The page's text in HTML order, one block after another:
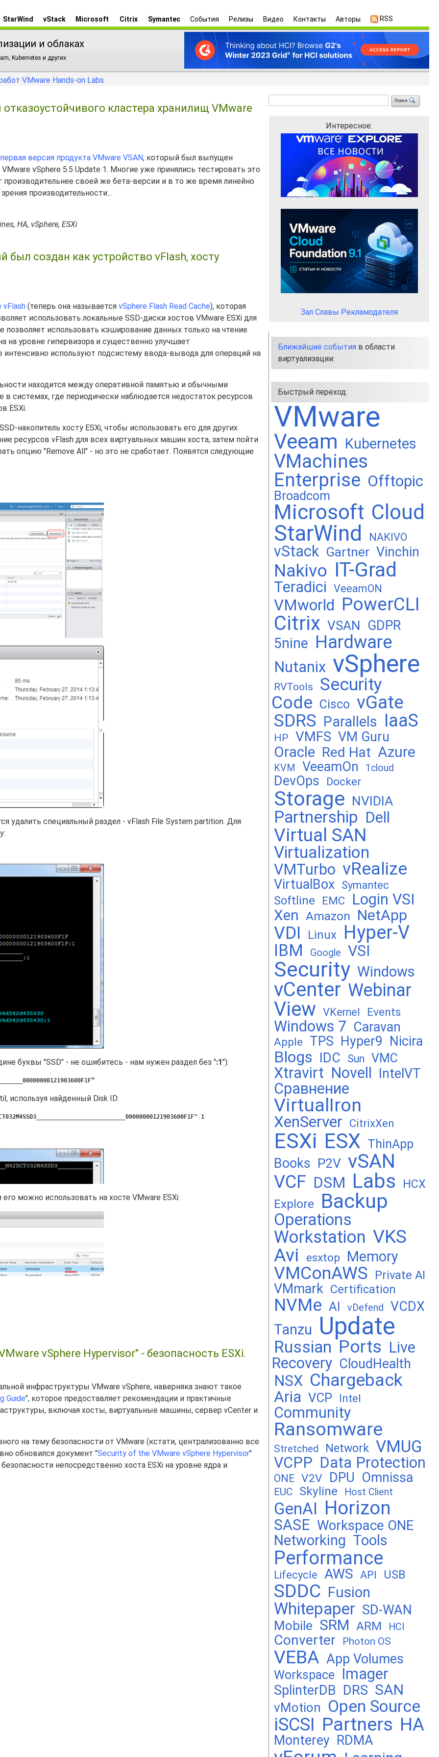
StarWind vStack Microsoft Citrix Symantec События Релизы Видео Контакты Авторы RSS
и облаках
Kubernetes и других
VMware Hands-on Labs
кластера хранилищ VMware
первая версия продукта VMware VSAN, который был выпущен
vSphere 5.5 Update 1. Многие уже принялись тестировать это
производительнее своей же бета-версии и в то же время линейно
производительности...
HA, vSphere, ESXi
был создан как устройство vFlash, хосту
vFlash (теперь она называется vSphere Flash Read Cache), которая
использовать локальные SSD-диски хостов VMware ESXi для
позволяет использовать кэширование данных только на чтение
на уровне гипервизора и существенно улучшает
используют подсистему ввода-вывода для операций на
находится между оперативной памятью и обычными
системах, где периодически наблюдается недостаток ресурсов
ESXi.
накопитель хосту ESXi, чтобы использовать его для других
ресурсов vFlash для всех виртуальных машин хоста, затем пойти
опцию "Remove All" - но это не сработает. Появятся следующие
удалить специальный раздел - vFlash File System partition. Для
буквы "SSD" - не ошибитесь - нам нужен раздел без ":1"):
используя найденный Disk ID:
1
можно использовать на хосте VMware ESXi:
vSphere Hypervisor" - безопасность ESXi.
инфраструктуры VMware vSphere, наверняка знают такое
Guide", которое предоставляет рекомендации и практичные
включая хосты, виртуальные машины, сервер vCenter и
на тему безопасности от VMware (кстати, централизованно все
обновился документ "Security of the VMware vSphere Hypervisor"
непосредственно хоста ESXi на уровне ядра и
Интересное:
Зал Славы Рекламодателя
Ближайшие события в области
виртуализации:
Быстрый переход:
VMware
Veeam Kubernetes
VMachines
Enterprise Offtopic
Broadcom
Microsoft Cloud
StarWind NAKIVO
vStack Gartner Vinchin
Nakivo IT-Grad
Teradici VeeamON
VMworld PowerCLI
Citrix VSAN GDPR
5nine Hardware
Nutanix vSphere
RVTools
Security
Code Cisco vGate
SDRS Parallels IaaS
HP VMFS VM Guru
Oracle Red Hat Azure
KVM VeeamOn 1cloud
DevOps Docker
Storage NVIDIA
Partnership Dell
Virtual SAN
Virtualization
VMTurbo vRealize
VirtualBox Symantec
Softline EMC
Login VSI
Xen Amazon NetApp
VDI Linux Hyper-V
IBM Google VSI
Security Windows
vCenter Webinar
View VKernel Events
Windows 7 Caravan
Apple TPS Hyper9 Nicira
Blogs IDC Sun VMC
Xtravirt Novell IntelVT
Сравнение
VirtualIron
XenServer CitrixXen
ESXi ESX ThinApp
Books P2V vSAN
VCF DSM Labs HCX
Explore Backup
Operations
Workstation VKS
Avi
esxtop Memory
VMConAWS Private AI
VMmark Certification
NVMe AI vDefend VCDX
Tanzu Update
Russian Ports Live
Recovery CloudHealth
NSX Chargeback
Aria VCP Intel
Community
Ransomware
Stretched Network VMUG
VCPP Data Protection
ONE V2V DPU Omnissa
EUC Skyline Host Client
GenAI Horizon
SASE Workspace ONE
Networking Tools
Performance
Lifecycle AWS API USB
SDDC Fusion
Whitepaper SD-WAN
Mobile SRM ARM HCI
Converter Photon OS
VEBA App Volumes
Workspace Imager
SplinterDB DRS SAN
vMotion Open Source
iSCSI Partners HA
Monterey RDMA